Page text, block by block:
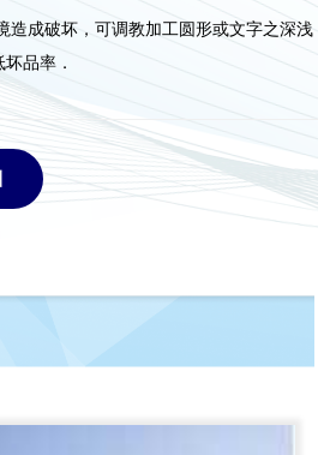
造成破坏，可调教加工圆形或文字之深浅
品率．